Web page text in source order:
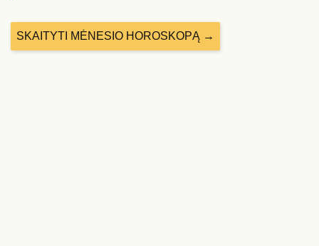
SKAITYTI MĖNESIO HOROSKOPĄ →